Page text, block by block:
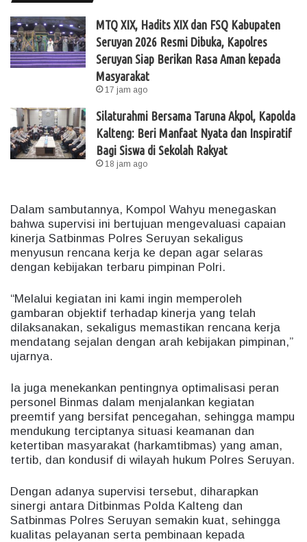
MTQ XIX, Hadits XIX dan FSQ Kabupaten
Seruyan 2026 Resmi Dibuka, Kapolres
Seruyan Siap Berikan Rasa Aman kepada
Masyarakat
17 jam ago
Silaturahmi Bersama Taruna Akpol, Kapolda
Kalteng: Beri Manfaat Nyata dan Inspiratif
Bagi Siswa di Sekolah Rakyat
18 jam ago
Dalam sambutannya, Kompol Wahyu menegaskan
bahwa supervisi ini bertujuan mengevaluasi capaian
kinerja Satbinmas Polres Seruyan sekaligus
menyusun rencana kerja ke depan agar selaras
dengan kebijakan terbaru pimpinan Polri.
“Melalui kegiatan ini kami ingin memperoleh
gambaran objektif terhadap kinerja yang telah
dilaksanakan, sekaligus memastikan rencana kerja
mendatang sejalan dengan arah kebijakan pimpinan,”
ujarnya.
Ia juga menekankan pentingnya optimalisasi peran
personel Binmas dalam menjalankan kegiatan
preemtif yang bersifat pencegahan, sehingga mampu
mendukung terciptanya situasi keamanan dan
ketertiban masyarakat (harkamtibmas) yang aman,
tertib, dan kondusif di wilayah hukum Polres Seruyan.
Dengan adanya supervisi tersebut, diharapkan
sinergi antara Ditbinmas Polda Kalteng dan
Satbinmas Polres Seruyan semakin kuat, sehingga
kualitas pelayanan serta pembinaan kepada